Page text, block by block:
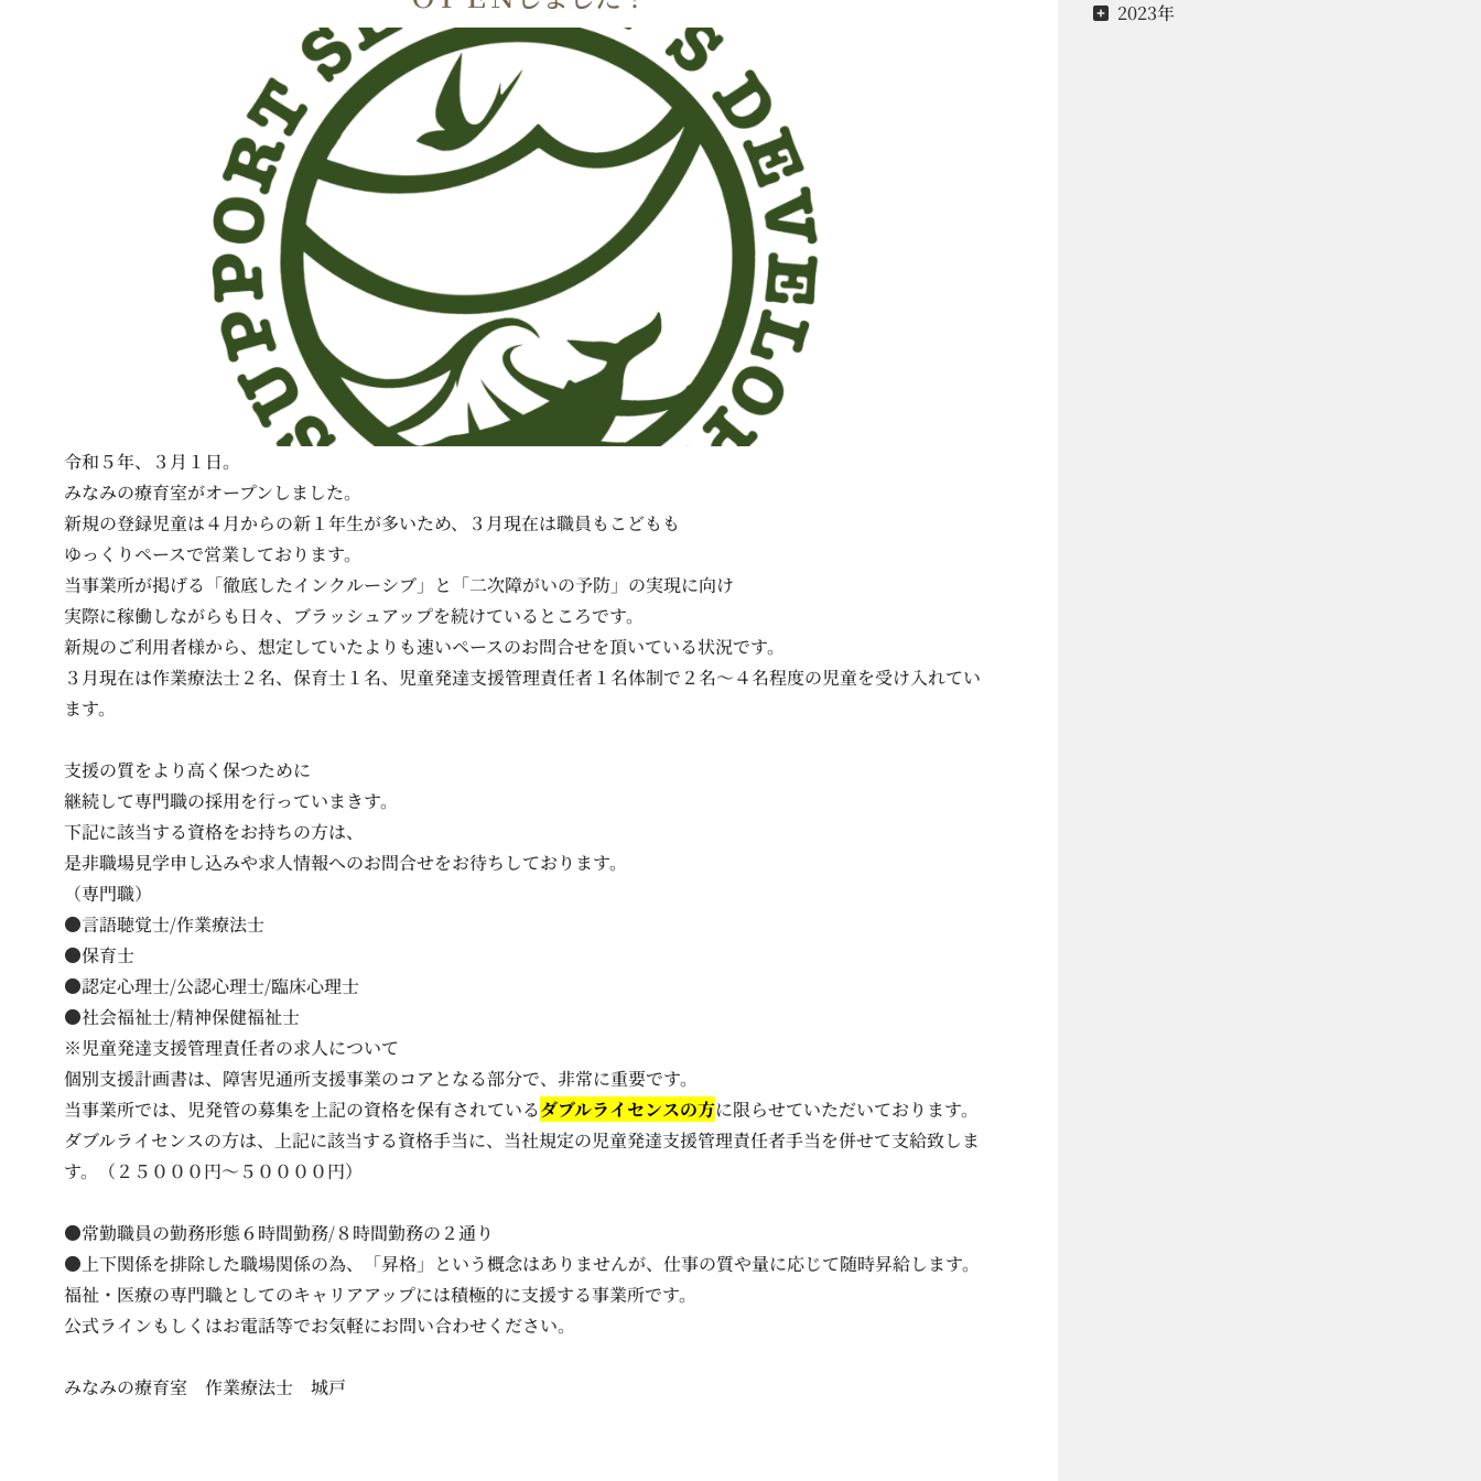
令和５年、３月１日。
みなみの療育室がオープンしました。
新規の登録児童は４月からの新１年生が多いため、３月現在は職員もこどもも
ゆっくりペースで営業しております。
当事業所が掲げる「徹底したインクルーシブ」と「二次障がいの予防」の実現に向け
実際に稼働しながらも日々、ブラッシュアップを続けているところです。
新規のご利用者様から、想定していたよりも速いペースのお問合せを頂いている状況です。
３月現在は作業療法士２名、保育士１名、児童発達支援管理責任者１名体制で２名～４名程度の児童を受け入れてい
ます。
支援の質をより高く保つために
継続して専門職の採用を行っていまきす。
下記に該当する資格をお持ちの方は、
是非職場見学申し込みや求人情報へのお問合せをお待ちしております。
（専門職）
●言語聴覚士/作業療法士
●保育士
●認定心理士/公認心理士/臨床心理士
●社会福祉士/精神保健福祉士
※児童発達支援管理責任者の求人について
個別支援計画書は、障害児通所支援事業のコアとなる部分で、非常に重要です。
当事業所では、児発管の募集を上記の資格を保有されているダブルライセンスの方に限らせていただいております。
ダブルライセンスの方は、上記に該当する資格手当に、当社規定の児童発達支援管理責任者手当を併せて支給致しま
す。（２５０００円～５００００円）
●常勤職員の勤務形態６時間勤務/８時間勤務の２通り
●上下関係を排除した職場関係の為、「昇格」という概念はありませんが、仕事の質や量に応じて随時昇給します。
福祉・医療の専門職としてのキャリアアップには積極的に支援する事業所です。
公式ラインもしくはお電話等でお気軽にお問い合わせください。
みなみの療育室 作業療法士 城戸
2023年